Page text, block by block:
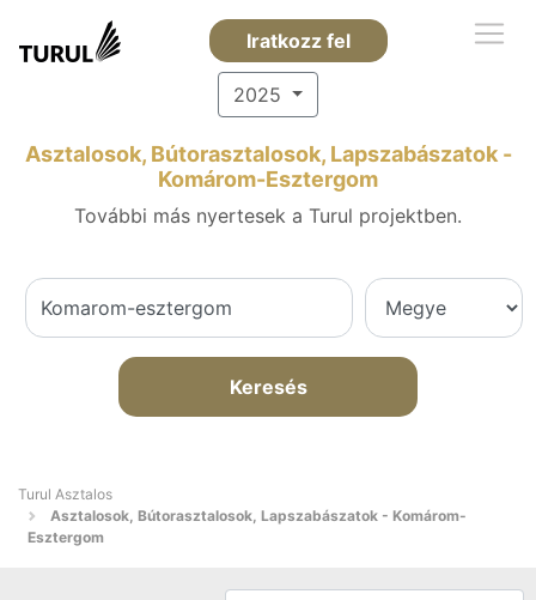
Iratkozz fel
2025
Asztalosok, Bútorasztalosok, Lapszabászatok -
Komárom-Esztergom
További más nyertesek a Turul projektben.
Keresés
Turul Asztalos
Asztalosok, Bútorasztalosok, Lapszabászatok - Komárom-
Esztergom